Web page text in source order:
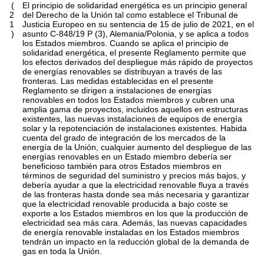
(
2
1
)
El principio de solidaridad energética es un principio general
del Derecho de la Unión tal como establece el Tribunal de
Justicia Europeo en su sentencia de 15 de julio de 2021, en el
asunto C-848/19 P(3), Alemania/Polonia, y se aplica a todos
los Estados miembros. Cuando se aplica el principio de
solidaridad energética, el presente Reglamento permite que
los efectos derivados del despliegue más rápido de proyectos
de energías renovables se distribuyan a través de las
fronteras. Las medidas establecidas en el presente
Reglamento se dirigen a instalaciones de energías
renovables en todos los Estados miembros y cubren una
amplia gama de proyectos, incluidos aquellos en estructuras
existentes, las nuevas instalaciones de equipos de energía
solar y la repotenciación de instalaciones existentes. Habida
cuenta del grado de integración de los mercados de la
energía de la Unión, cualquier aumento del despliegue de las
energías renovables en un Estado miembro debería ser
beneficioso también para otros Estados miembros en
términos de seguridad del suministro y precios más bajos, y
debería ayudar a que la electricidad renovable fluya a través
de las fronteras hasta donde sea más necesaria y garantizar
que la electricidad renovable producida a bajo coste se
exporte a los Estados miembros en los que la producción de
electricidad sea más cara. Además, las nuevas capacidades
de energía renovable instaladas en los Estados miembros
tendrán un impacto en la reducción global de la demanda de
gas en toda la Unión.